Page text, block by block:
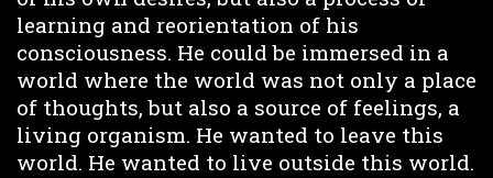
learning and reorientation of his
consciousness. He could be immersed in a
world where the world was not only a place
of thoughts, but also a source of feelings, a
living organism. He wanted to leave this
world. He wanted to live outside this world.